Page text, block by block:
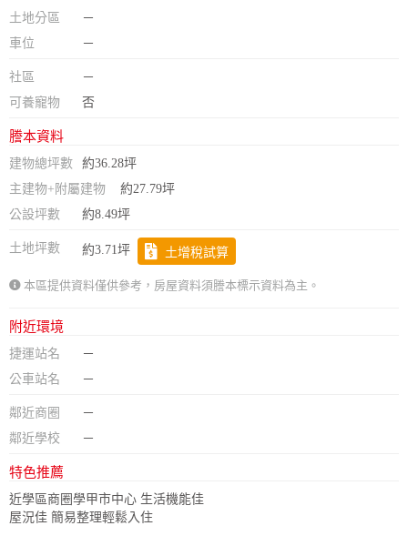
土地分區
－
車位
－
社區
－
可養寵物
否
謄本資料
建物總坪數
約36.28坪
主建物+附屬建物
約27.79坪
公設坪數
約8.49坪
土地坪數 約3.71坪 土增稅試算
本區提供資料僅供參考，房屋資料須謄本標示資料為主。
附近環境
捷運站名
－
公車站名
－
鄰近商圈
－
鄰近學校
－
特色推薦
近學區商圈學甲市中心 生活機能佳
屋況佳 簡易整理輕鬆入住